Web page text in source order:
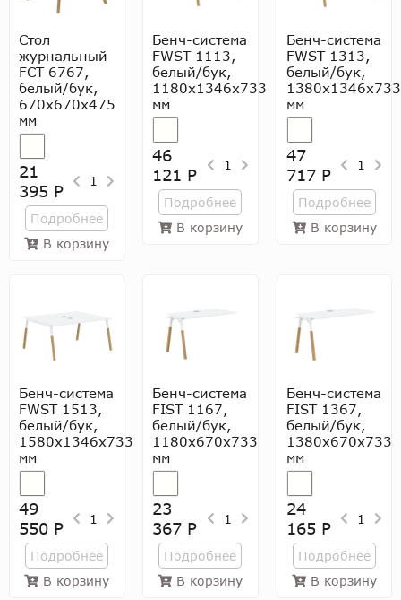
Стол
журнальный
FCT 6767,
белый/бук,
670х670х475
мм
21
395 Р
1
Подробнее
В корзину
Бенч-система
FWST 1113,
белый/бук,
1180x1346x733
мм
46
121 Р
1
Подробнее
В корзину
Бенч-система
FWST 1313,
белый/бук,
1380x1346x733
мм
47
717 Р
1
Подробнее
В корзину
Бенч-система
FWST 1513,
белый/бук,
1580x1346x733
мм
49
550 Р
1
Подробнее
В корзину
Бенч-система
FIST 1167,
белый/бук,
1180х670х733
мм
23
367 Р
1
Подробнее
В корзину
Бенч-система
FIST 1367,
белый/бук,
1380х670х733
мм
24
165 Р
1
Подробнее
В корзину